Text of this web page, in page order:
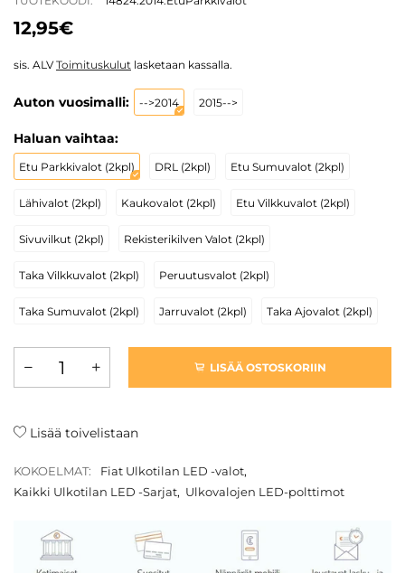
12,95€
sis. ALVToimituskulut lasketaan kassalla.
Auton vuosimalli: -->2014 2015-->
Haluan vaihtaa:
Etu Parkkivalot (2kpl) DRL (2kpl) Etu Sumuvalot (2kpl)
Lähivalot (2kpl) Kaukovalot (2kpl) Etu Vilkkuvalot (2kpl)
Sivuvilkut (2kpl) Rekisterikilven Valot (2kpl)
Taka Vilkkuvalot (2kpl) Peruutusvalot (2kpl)
Taka Sumuvalot (2kpl) Jarruvalot (2kpl) Taka Ajovalot (2kpl)
LISÄÄ OSTOSKORIIN
Lisää toivelistaan
KOKOELMAT: Fiat Ulkotilan LED -valot,
Kaikki Ulkotilan LED -Sarjat, Ulkovalojen LED-polttimot